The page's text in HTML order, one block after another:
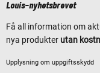
Louis-nyhetsbrevet
Få all information om
nya produkter utan
Upplysning om uppgiftsskydd